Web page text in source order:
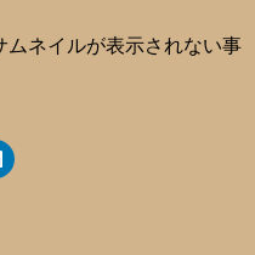
ムネイルが表示されない事